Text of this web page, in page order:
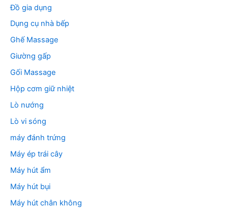
Đồ gia dụng
Dụng cụ nhà bếp
Ghế Massage
Giường gấp
Gối Massage
Hộp cơm giữ nhiệt
Lò nướng
Lò vi sóng
máy đánh trứng
Máy ép trái cây
Máy hút ẩm
Máy hút bụi
Máy hút chân không